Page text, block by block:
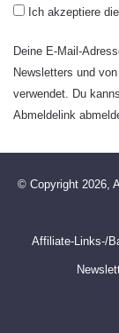
Ich akzeptiere die
Deine E-Mail-
Newsletters und
verwendet. Du
Abmeldelink
© Copyright 2026,
Affiliate-Links-/